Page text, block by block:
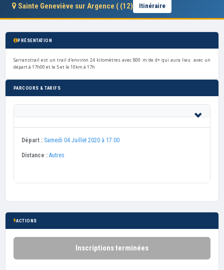
Sainte Geneviève sur Argence ( (12)
Itinéraire
PRÉSENTATION
Sarranstrail est un trail d'environ 24 kilomètres avec 800 m de d+ qui aura lieu avec un
départ à 17h00 et le 5 et le 10km à 17h
PARCOURS & TARIFS
Départ : Samedi 04 Juillet 2020 à 17:00
Distance : Autres
ACTIONS
Inscriptions terminées